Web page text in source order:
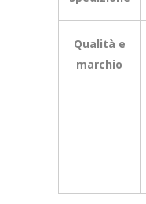
Qualità e
marchio